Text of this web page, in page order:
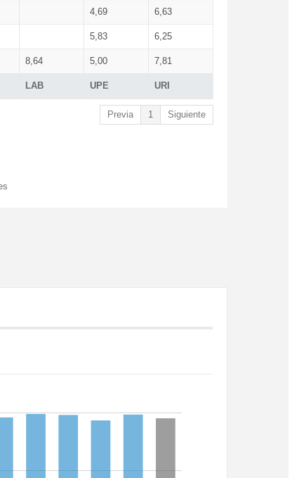
LAB UPE URI
4,69 6,63
5,83 6,25
8,64 5,00 7,81
Previa 1 Siguiente